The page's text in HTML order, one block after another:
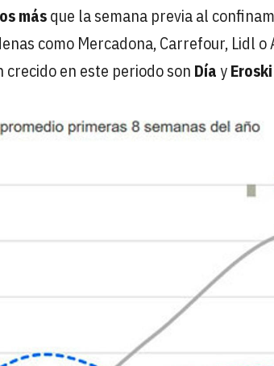
másque la semana previa al
como Mercadona, Carrefour, Lidl o
en este periodo son DíayEroski